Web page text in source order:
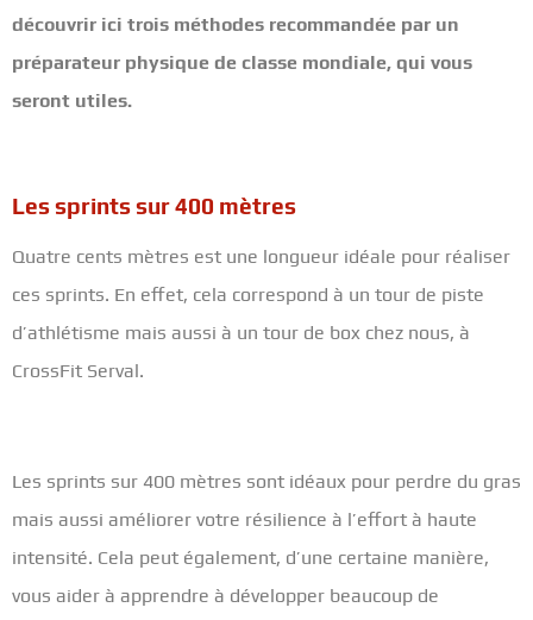
découvrir ici trois méthodes recommandée par un
préparateur physique de classe mondiale, qui vous
seront utiles.
Les sprints sur 400 mètres
Quatre cents mètres est une longueur idéale pour réaliser
ces sprints. En effet, cela correspond à un tour de piste
d’athlétisme mais aussi à un tour de box chez nous, à
CrossFit Serval.
Les sprints sur 400 mètres sont idéaux pour perdre du gras
mais aussi améliorer votre résilience à l’effort à haute
intensité. Cela peut également, d’une certaine manière,
vous aider à apprendre à développer beaucoup de